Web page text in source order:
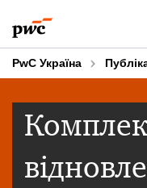
to
content
to
footer
PwC Україна